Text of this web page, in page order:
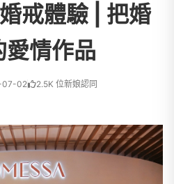
戒體驗 | 把婚
情作品
07-02 2.5K 位新娘認同